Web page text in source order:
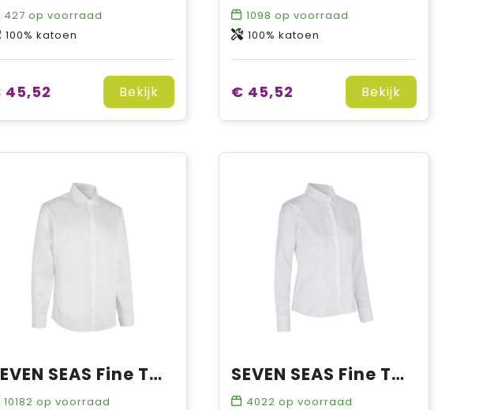
427 op voorraad
100% katoen
45,52 Bekijk
1098 op voorraad
100% katoen
€ 45,52 Bekijk
SEVEN SEAS Fine Twill | modern
10182 op voorraad
SEVEN SEAS Fine Twill | modern | dames
4022 op voorraad